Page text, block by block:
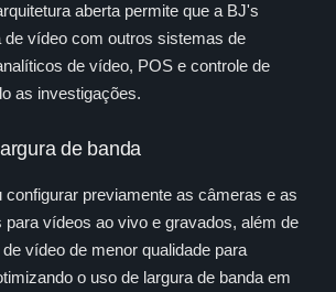
aberta permite que a BJ's
de vídeo com outros sistemas de
de vídeo, POS e controle de
as investigações.
de banda
configurar previamente as câmeras e as
para vídeos ao vivo e gravados, além de
vídeo de menor qualidade para
o uso de largura de banda em